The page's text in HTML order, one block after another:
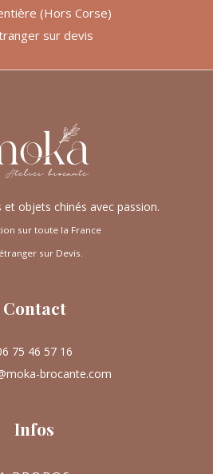
et objets chinés avec passion.
sur toute la France
sur Devis.
Contact
75 46 57 16
brocante.com
Infos
(Hors Corse)
sur devis